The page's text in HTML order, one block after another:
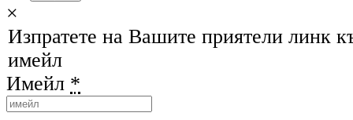
×
Изпратете на Вашите приятели линк
имейл
Имейл *